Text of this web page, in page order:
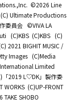
©2026 Line
(C) Ultimate Productions
委員会 ©️VIVA LA
(C)KBS (C)KBS (C)
2021 BIGHIT MUSIC /
Images (C)Media
Limited
「2019 L♡DK」製作委
WORKS (C)UP-FRONT
SHOBO